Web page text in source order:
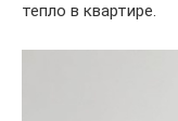
тепло в квартире.